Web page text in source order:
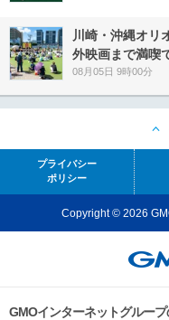
川崎・沖縄オ
外映画まで満喫
08月05日 9時00分
プライバシー
ポリシー
Copyright © 2026
GMOインターネットグルー